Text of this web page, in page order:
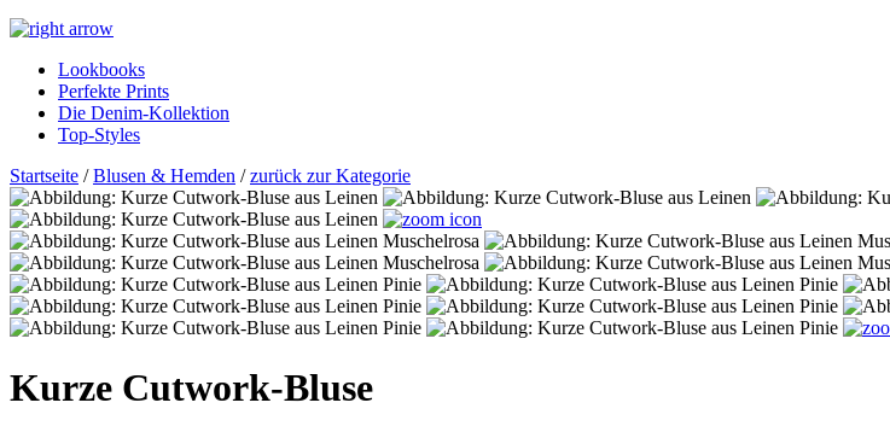
Lookbooks
Perfekte Prints
Die Denim-Kollektion
Top-Styles
Startseite /Blusen & Hemden /zurück zur Kategorie
Kurze Cutwork-Bluse